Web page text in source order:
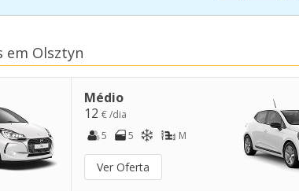
em Olsztyn
Médio
12€ /dia
5
5 M
Ver Oferta